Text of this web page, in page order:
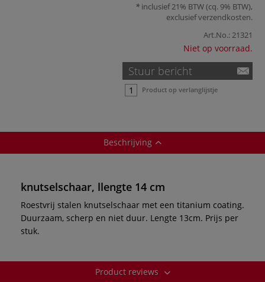
inclusief 21% BTW (cq. 9% BTW),
exclusiefverzendkosten.
Art.No.:21321
Niet op voorraad.
Stuur bericht
Product op verlanglijstje
Beschrijving
knutselschaar, llengte 14 cm
Roestvrij stalen knutselschaar met een titanium coating.
Duurzaam, scherp en niet duur. Lengte 13cm. Prijs per
stuk.
Product reviews